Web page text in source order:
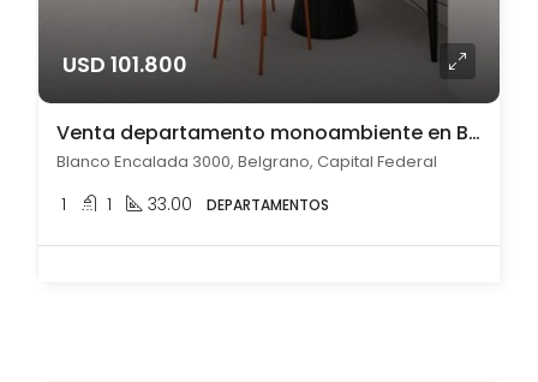
USD 101.800
Venta departamento monoambiente en Belgrano
Blanco Encalada 3000, Belgrano, Capital Federal
1 1 33.00 DEPARTAMENTOS